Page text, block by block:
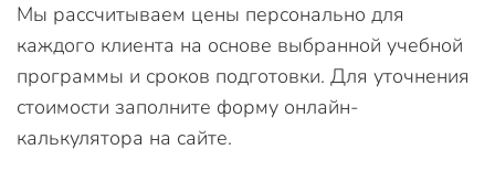
Мы рассчитываем цены персонально для
каждого клиента на основе выбранной учебной
программы и сроков подготовки. Для уточнения
стоимости заполните форму онлайн-
калькулятора на сайте.